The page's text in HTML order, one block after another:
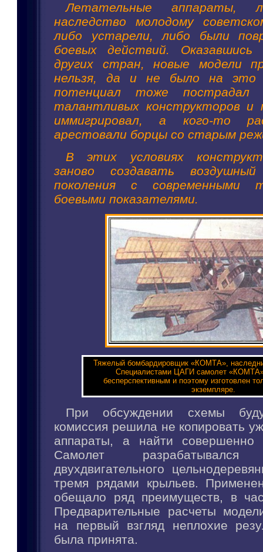
Летательные аппараты,
наследство молодому
либо устарели, либо были
боевых действий.
других стран, новые модели
нельзя, да и не было на это
потенциал тоже
талантливых конструкторов и
иммигрировал, а кого-то
арестовали борцы со старым
В этих условиях
заново создавать
поколения с современными
боевыми показателями.
Тяжелый бомбардировщик «КОМТА»,
Специалистами ЦАГИ самолет
бесперспективным и поэтому изготовлен
экземпляре.
При обсуждении схемы
комиссия решила не копировать
аппараты, а найти совершенно
Самолет
двухдвигательного
тремя рядами крыльев.
обещало ряд преимуществ, в
Предварительные расчеты
на первый взгляд неплохие
была принята.